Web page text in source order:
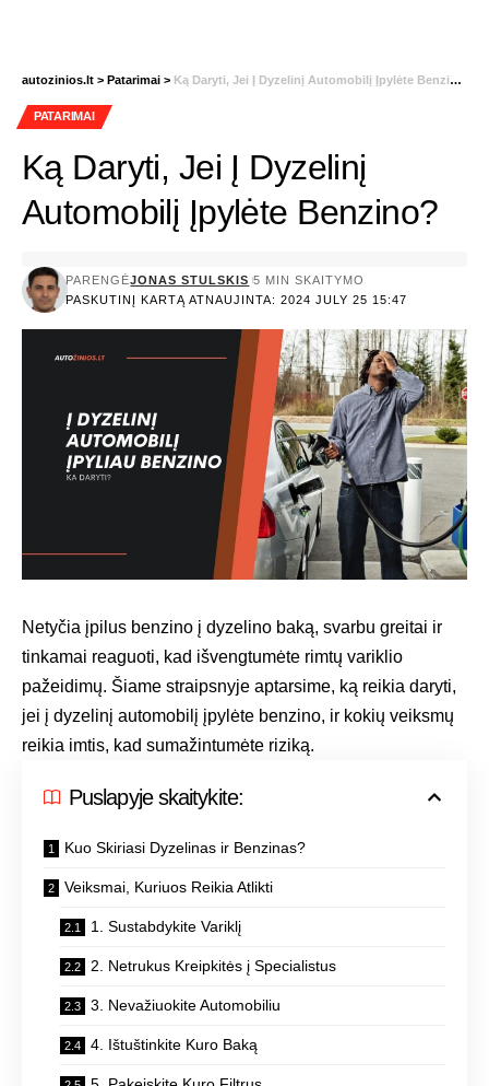
autozinios.lt > Patarimai > Ką Daryti, Jei Į Dyzelinį Automobilį Įpylėte Benzino?
PATARIMAI
Ką Daryti, Jei Į Dyzelinį
Automobilį Įpylėte Benzino?
PASKUTINĮ KARTĄ ATNAUJINTA: 2024 JULY 25 15:47
PARENGĖJONAS STULSKIS 5 MIN SKAITYMO
Netyčia įpilus benzino į dyzelino baką, svarbu greitai ir
tinkamai reaguoti, kad išvengtumėte rimtų variklio
pažeidimų. Šiame straipsnyje aptarsime, ką reikia daryti,
jei į dyzelinį automobilį įpylėte benzino, ir kokių veiksmų
reikia imtis, kad sumažintumėte riziką.
Puslapyje skaitykite:
Kuo Skiriasi Dyzelinas ir Benzinas?
Veiksmai, Kuriuos Reikia Atlikti
1. Sustabdykite Variklį
2. Netrukus Kreipkitės į Specialistus
3. Nevažiuokite Automobiliu
4. Ištuštinkite Kuro Baką